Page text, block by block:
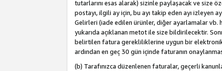
tutarlarını esas alarak) sizinle paylaşacak ve size
postayı, ilgili ay için, bu ayı takip eden ayı izleyen
Gelirleri (iade edilen ürünler, diğer ayarlamalar vb.
yukarıda açıklanan metot ile size bildirilecektir.
belirtilen fatura gerekliliklerine uygun bir
ardından en geç 30 gün içinde faturanın
(b) Tarafınızca düzenlenen faturalar, geçerli